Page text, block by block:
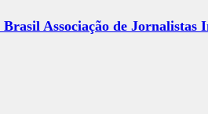
Associação de Jornalistas